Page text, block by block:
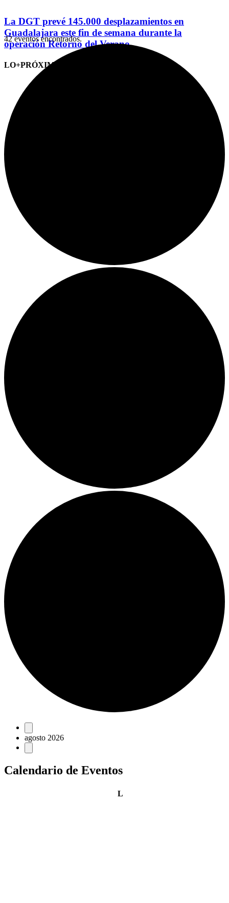
La DGT prevé 145.000 desplazamientos en
Guadalajara este fin de semana durante la
operación Retorno del Verano
LO+PRÓXIMO (CITAS)
42 eventos encontrados.
Eventos
agosto 2026
Calendario de Eventos
Llunes